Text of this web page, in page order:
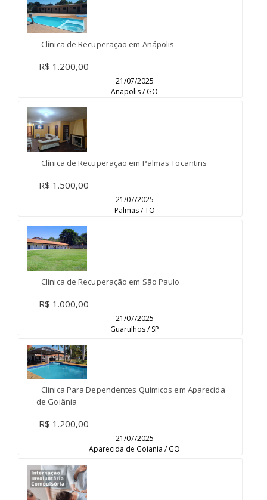
Clínica de Recuperação em Anápolis
R$ 1.200,00
21/07/2025
Anapolis / GO
Clínica de Recuperação em Palmas Tocantins
R$ 1.500,00
21/07/2025
Palmas / TO
Clínica de Recuperação em São Paulo
R$ 1.000,00
21/07/2025
Guarulhos / SP
Clinica Para Dependentes Químicos em Aparecida
de Goiânia
R$ 1.200,00
21/07/2025
Aparecida de Goiania / GO